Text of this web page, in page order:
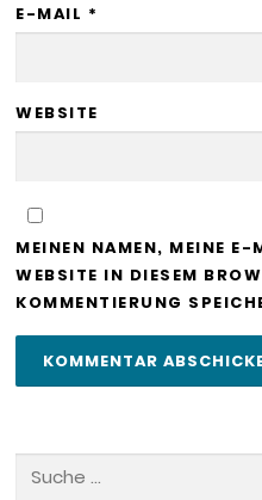
E-MAIL *
WEBSITE
MEINEN NAMEN, MEINE
WEBSITE IN DIESEM
KOMMENTIERUNG
Suche